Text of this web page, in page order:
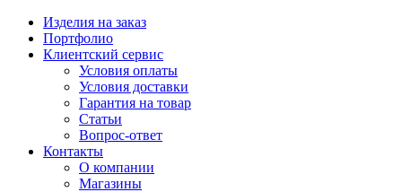
Изделия на заказ
Портфолио
Клиентский сервис
Условия оплаты
Условия доставки
Гарантия на товар
Статьи
Вопрос-ответ
Контакты
О компании
Магазины